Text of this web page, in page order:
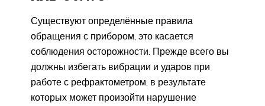
Существуют определённые правила
обращения с прибором, это касается
соблюдения осторожности. Прежде всего вы
должны избегать вибрации и ударов при
работе с рефрактометром, в результате
которых может произойти нарушение